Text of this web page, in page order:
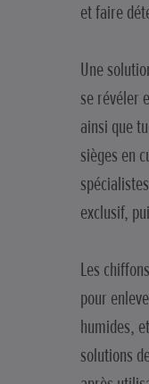
et faire
Une
se révéler
ainsi que
sièges en
exclusif,
Les
pour
humides,
solutions